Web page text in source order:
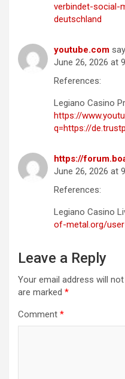
verbindet-social-
deutschland
youtube.com
June 26, 2026 at
References:
Legiano Casino
https://
q=https://
https://
June 26, 2026 at
References:
Legiano Casino
of-metal.org/
Leave a Reply
Your email address will
are marked *
Comment *